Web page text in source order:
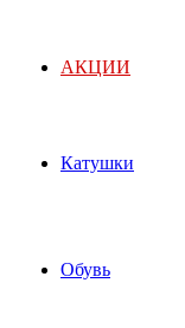
АКЦИИ
Катушки
Обувь